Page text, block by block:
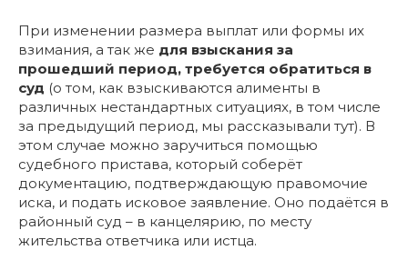
При изменении размера выплат или формы их
взимания, а так же для взыскания за
прошедший период, требуется обратиться в
суд (о том, как взыскиваются алименты в
различных нестандартных ситуациях, в том числе
за предыдущий период, мы рассказывали тут). В
этом случае можно заручиться помощью
судебного пристава, который соберёт
документацию, подтверждающую правомочие
иска, и подать исковое заявление. Оно подаётся в
районный суд – в канцелярию, по месту
жительства ответчика или истца.